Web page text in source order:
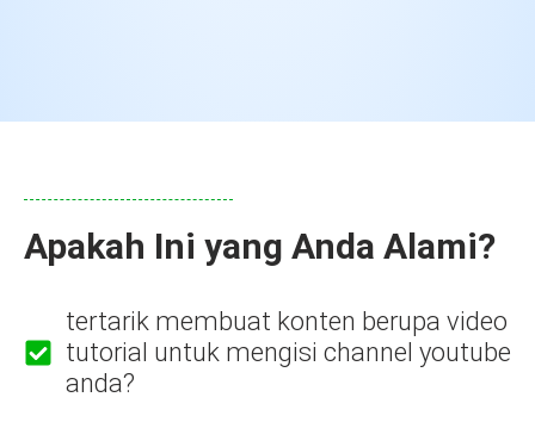
Apakah Ini yang Anda Alami?
tertarik membuat konten berupa video
tutorial untuk mengisi channel youtube
anda?